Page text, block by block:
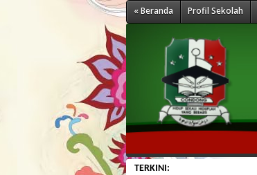
« Beranda Profil Sekolah
TERKINI: